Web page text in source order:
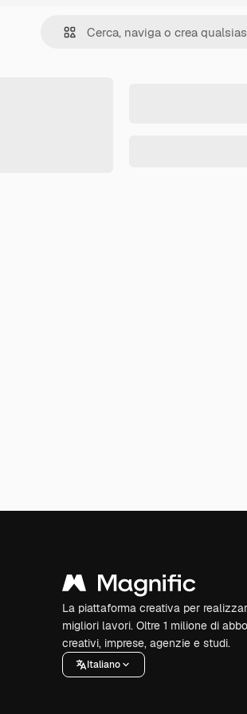
La piattaforma creativa per
migliori lavori. Oltre 1 milione di
creativi, imprese, agenzie e studi.
Italiano